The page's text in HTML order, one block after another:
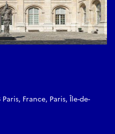
France, Paris, Île-de-